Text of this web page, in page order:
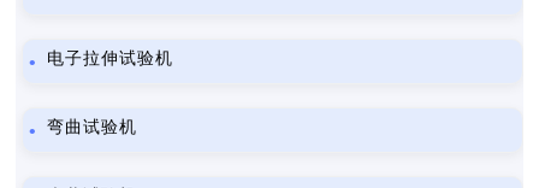
电子拉伸试验机
弯曲试验机